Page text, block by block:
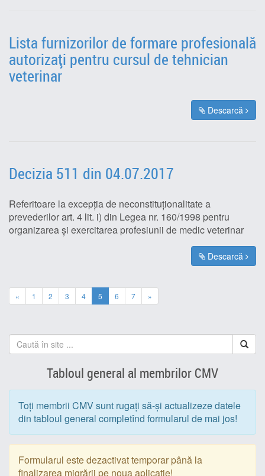
Lista furnizorilor de formare profesională
autorizați pentru cursul de tehnician
veterinar
Descarcă
Decizia 511 din 04.07.2017
Referitoare la excepția de neconstituționalitate a
prevederilor art. 4 lit. i) din Legea nr. 160/1998 pentru
organizarea și exercitarea profesiunii de medic veterinar
Descarcă
« 1 2 3 4 5 6 7 »
Tabloul general al membrilor CMV
Toți membrii CMV sunt rugați să-și actualizeze datele
din tabloul general completînd formularul de mai jos!
Formularul este dezactivat temporar până la
finalizarea migrării pe noua aplicație!